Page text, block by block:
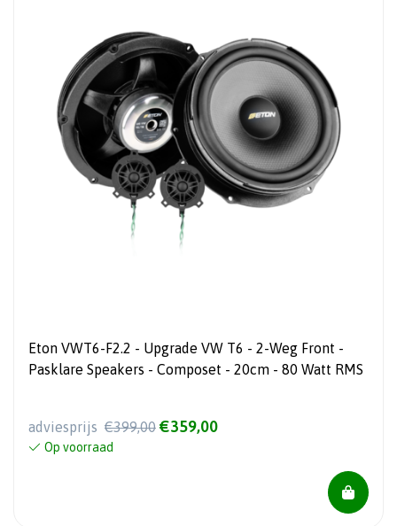
Eton VWT6-F2.2 - Upgrade VW T6 - 2-Weg Front -
Pasklare Speakers - Composet - 20cm - 80 Watt RMS
adviesprijs €399,00 €359,00
Op voorraad